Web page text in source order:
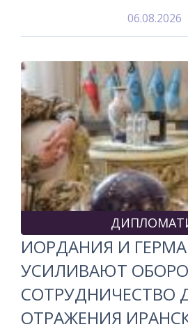
06.08.2026
ИОРДАНИЯ И
УСИЛИВАЮТ
СОТРУДНИЧЕСТВО
ОТРАЖЕНИЯ